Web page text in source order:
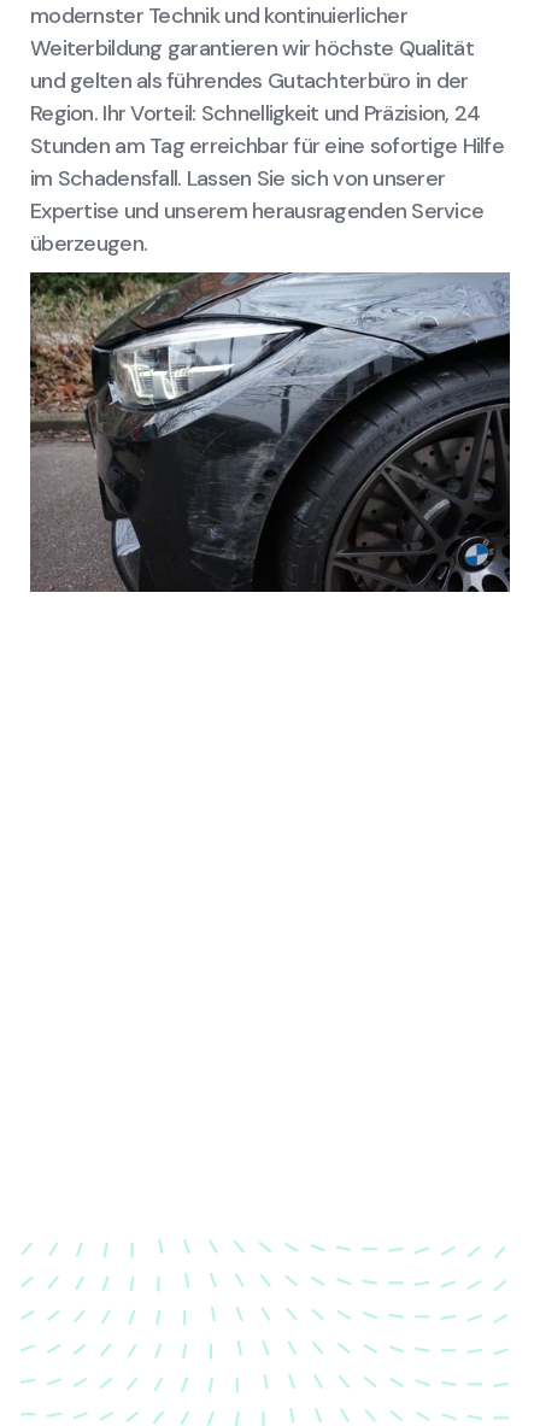
modernster Technik und kontinuierlicher
Weiterbildung garantieren wir höchste Qualität
und gelten als führendes Gutachterbüro in der
Region. Ihr Vorteil: Schnelligkeit und Präzision, 24
Stunden am Tag erreichbar für eine sofortige Hilfe
im Schadensfall. Lassen Sie sich von unserer
Expertise und unserem herausragenden Service
überzeugen.
Karosserievermessung